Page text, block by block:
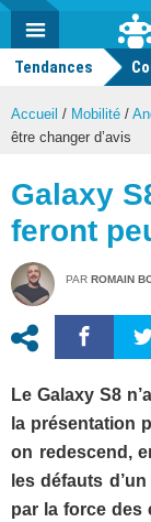
Actu
MENU
Tendances
Accueil / Mobilité /
être changer d’avis
Galaxy
feront
PAR ROMAIN
Le Galaxy S8
la présentation
on redescend,
les défauts
par la force des